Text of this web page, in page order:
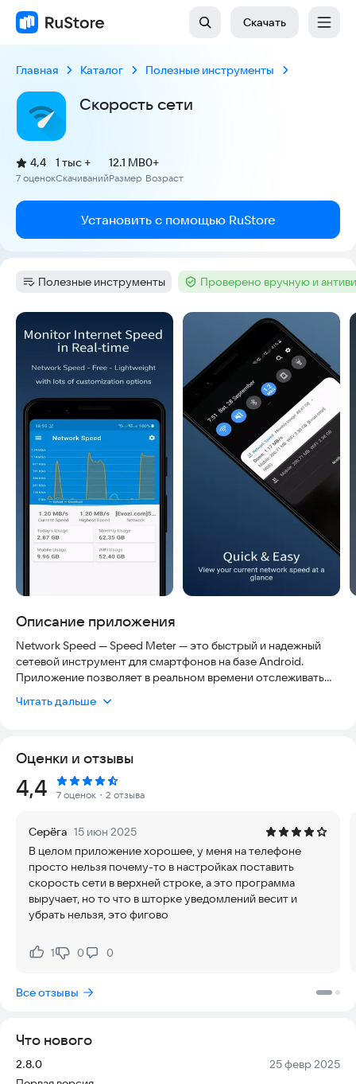
Скачать
Главная Каталог Полезные инструменты
Скорость сети
Рейтинг:
4,4
(
7 оценок
)
Скачиваний
1 тыс +
Размер
12.1 MB
Возраст
0+
Установить с помощью RuStore
Категория:
Полезные инструменты Тег :Проверено вручную и
Скриншоты
Описание приложения
Network Speed — Speed Meter — это быстрый и надежный
сетевой инструмент для смартфонов на базе Android.
Приложение позволяет в реальном времени отслеживать
даже в фоновом режиме. Вы можете быть уверены в
перегрева устройства и регулярно обновляется, чтобы
соответствовать последним требованиям системы.
Основные возможности приложения:
• подробная статистика использования данных за каждый
день;
• наглядный график скорости загрузки и выгрузки;
• ежедневное отображение трафика в строке уведомлений;
• история данных за последние 30 дней;
• показ пинга на плавающем виджете;
• точный мониторинг расхода трафика;
• предупреждения о превышении лимита скорости;
задач.
контролировать свой интернет-трафик с максимальной
точностью.
Читать дальше
Оценки и отзывы
Рейтинг:
4,4 7 оценок ・2 отзыва
Серёга 15 июн 2025
В целом приложение хорошее, у меня на телефоне
просто нельзя почему-то в настройках поставить
скорость сети в верхней строке, а это программа
выручает, но то что в шторке уведомлений весит и
убрать нельзя, это фигово
Нравится:
1Не нравится:
0 0
Все отзывы
Что нового
Версия:
2.8.0 Дата:
25 февр 2025